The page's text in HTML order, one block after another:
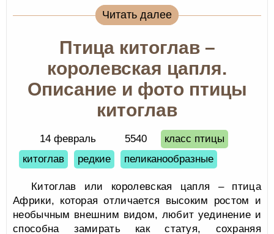
Читать далее
Птица китоглав –
королевская цапля.
Описание и фото птицы
китоглав
14 февраль 5540
класс птицы
китоглав
редкие пеликанообразные
Китоглав или королевская цапля – птица
Африки, которая отличается высоким ростом и
необычным внешним видом, любит уединение и
способна замирать как статуя, сохраняя